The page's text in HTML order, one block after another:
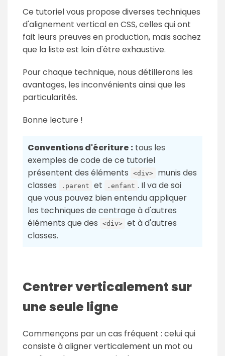
Ce tutoriel vous propose diverses techniques
d'alignement vertical en CSS, celles qui ont
fait leurs preuves en production, mais sachez
que la liste est loin d'être exhaustive.
Pour chaque technique, nous détillerons les
avantages, les inconvénients ainsi que les
particularités.
Bonne lecture !
Conventions d'écriture : tous les
exemples de code de ce tutoriel
présentent des éléments
<div>
munis des
classes
.parent et .enfant . Il va de soi
que vous pouvez bien entendu appliquer
les techniques de centrage à d'autres
éléments que des
<div> et à d'autres
classes.
Centrer verticalement sur
une seule ligne
Commençons par un cas fréquent : celui qui
consiste à aligner verticalement un mot ou